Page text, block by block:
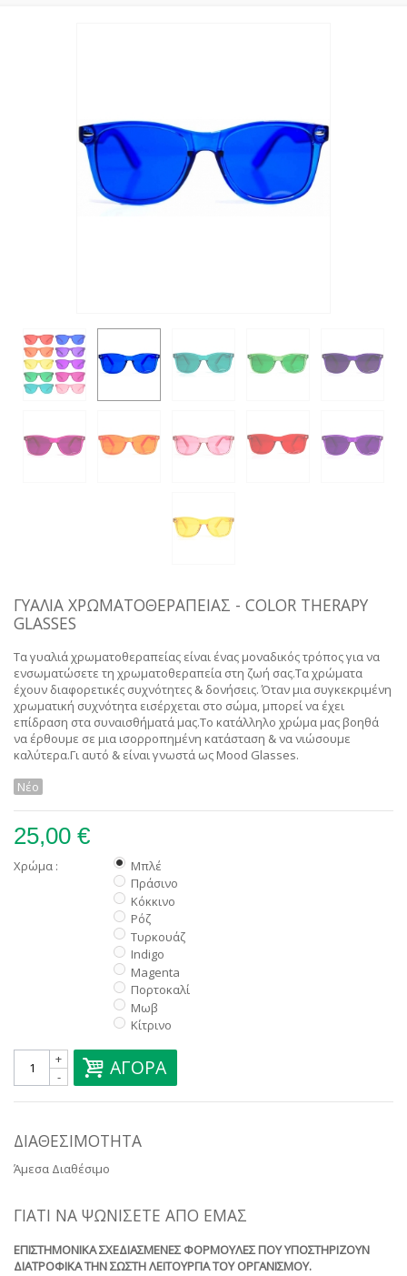
ΕΠΙΚΟΙΝΩΝΊΑ ΤΗΛ. 210 96 00 416
ΓΥΑΛΙΑ ΧΡΩΜΑΤΟΘΕΡΑΠΕΙΑΣ - COLOR THERAPY
GLASSES
Τα γυαλιά χρωματοθεραπείας είναι ένας μοναδικός τρόπος για να
ενσωματώσετε τη χρωματοθεραπεία στη ζωή σας.Τα χρώματα
έχουν διαφορετικές συχνότητες & δονήσεις. Όταν μια συγκεκριμένη
χρωματική συχνότητα εισέρχεται στο σώμα, μπορεί να έχει
επίδραση στα συναισθήματά μας.Το κατάλληλο χρώμα μας βοηθά
να έρθουμε σε μια ισορροπημένη κατάσταση & να νιώσουμε
καλύτερα.Γι αυτό & είναι γνωστά ως Mood Glasses.
Νέο
25,00 €
Χρώμα :
Μπλέ
Πράσινο
Κόκκινο
Ρόζ
Τυρκουάζ
Indigo
Magenta
Πορτοκαλί
Μωβ
Κίτρινο
-
+ ΑΓΟΡΆ
ΔΙΑΘΕΣΙΜΌΤΗΤΑ
Άμεσα Διαθέσιμο
ΓΙΑΤΊ ΝΑ ΨΩΝΊΣΕΤΕ ΑΠΌ ΕΜΆΣ
ΕΠΙΣΤΗΜΟΝΙΚΆ ΣΧΕΔΙΑΣΜΈΝΕΣ ΦΌΡΜΟΥΛΕΣ ΠΟΥ ΥΠΟΣΤΗΡΊΖΟΥΝ
ΔΙΑΤΡΟΦΙΚΆ ΤΗΝ ΣΩΣΤΉ ΛΕΙΤΟΥΡΓΊΑ ΤΟΥ ΟΡΓΑΝΙΣΜΟΎ.